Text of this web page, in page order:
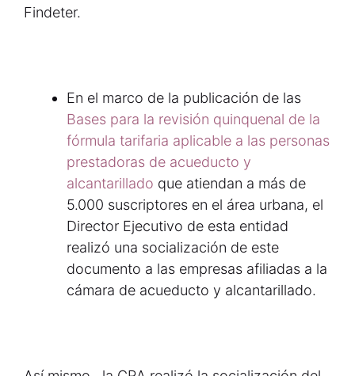
Findeter.
En el marco de la publicación de las
Bases para la revisión quinquenal de la
fórmula tarifaria aplicable a las personas
prestadoras de acueducto y
alcantarillado que atiendan a más de
5.000 suscriptores en el área urbana, el
Director Ejecutivo de esta entidad
realizó una socialización de este
documento a las empresas afiliadas a la
cámara de acueducto y alcantarillado.